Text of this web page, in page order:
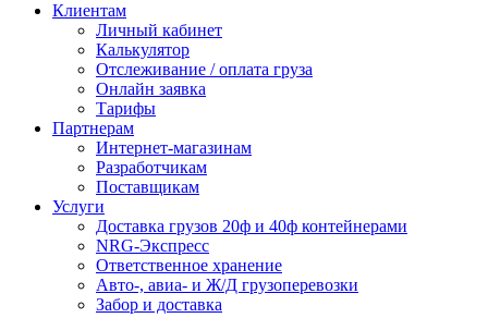
Клиентам
Личный кабинет
Калькулятор
Отслеживание / оплата груза
Онлайн заявка
Тарифы
Партнерам
Интернет-магазинам
Разработчикам
Поставщикам
Услуги
Доставка грузов 20ф и 40ф контейнерами
NRG-Экспресс
Ответственное хранение
Авто-, авиа- и Ж/Д грузоперевозки
Забор и доставка